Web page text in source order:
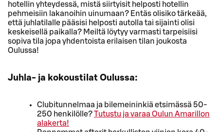
hotellin yhteydessä, mistä siirtyisit helposti hotellin
pehmeisiin lakanoihin uinumaan? Entäs olisiko tärkeää,
että juhlatilalle pääsisi helposti autolla tai sijainti olisi
keskeisellä paikalla? Meiltä löytyy varmasti tarpeisiisi
sopiva tila jopa yhdentoista erilaisen tilan joukosta
Oulussa!
Juhla- ja kokoustilat Oulussa:
Clubitunnelmaa ja bilemeininkiä etsimässä 50-
250 henkilölle?Tutustu ja varaa Oulun Amarillon
alakerta!